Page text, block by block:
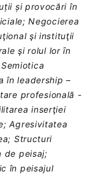
și provocări în
Negocierea
şi instituţii
şi rolul lor ȋn
în leadership –
profesională -
inserţiei
Agresivitatea
Structuri
de peisaj;
în peisajul